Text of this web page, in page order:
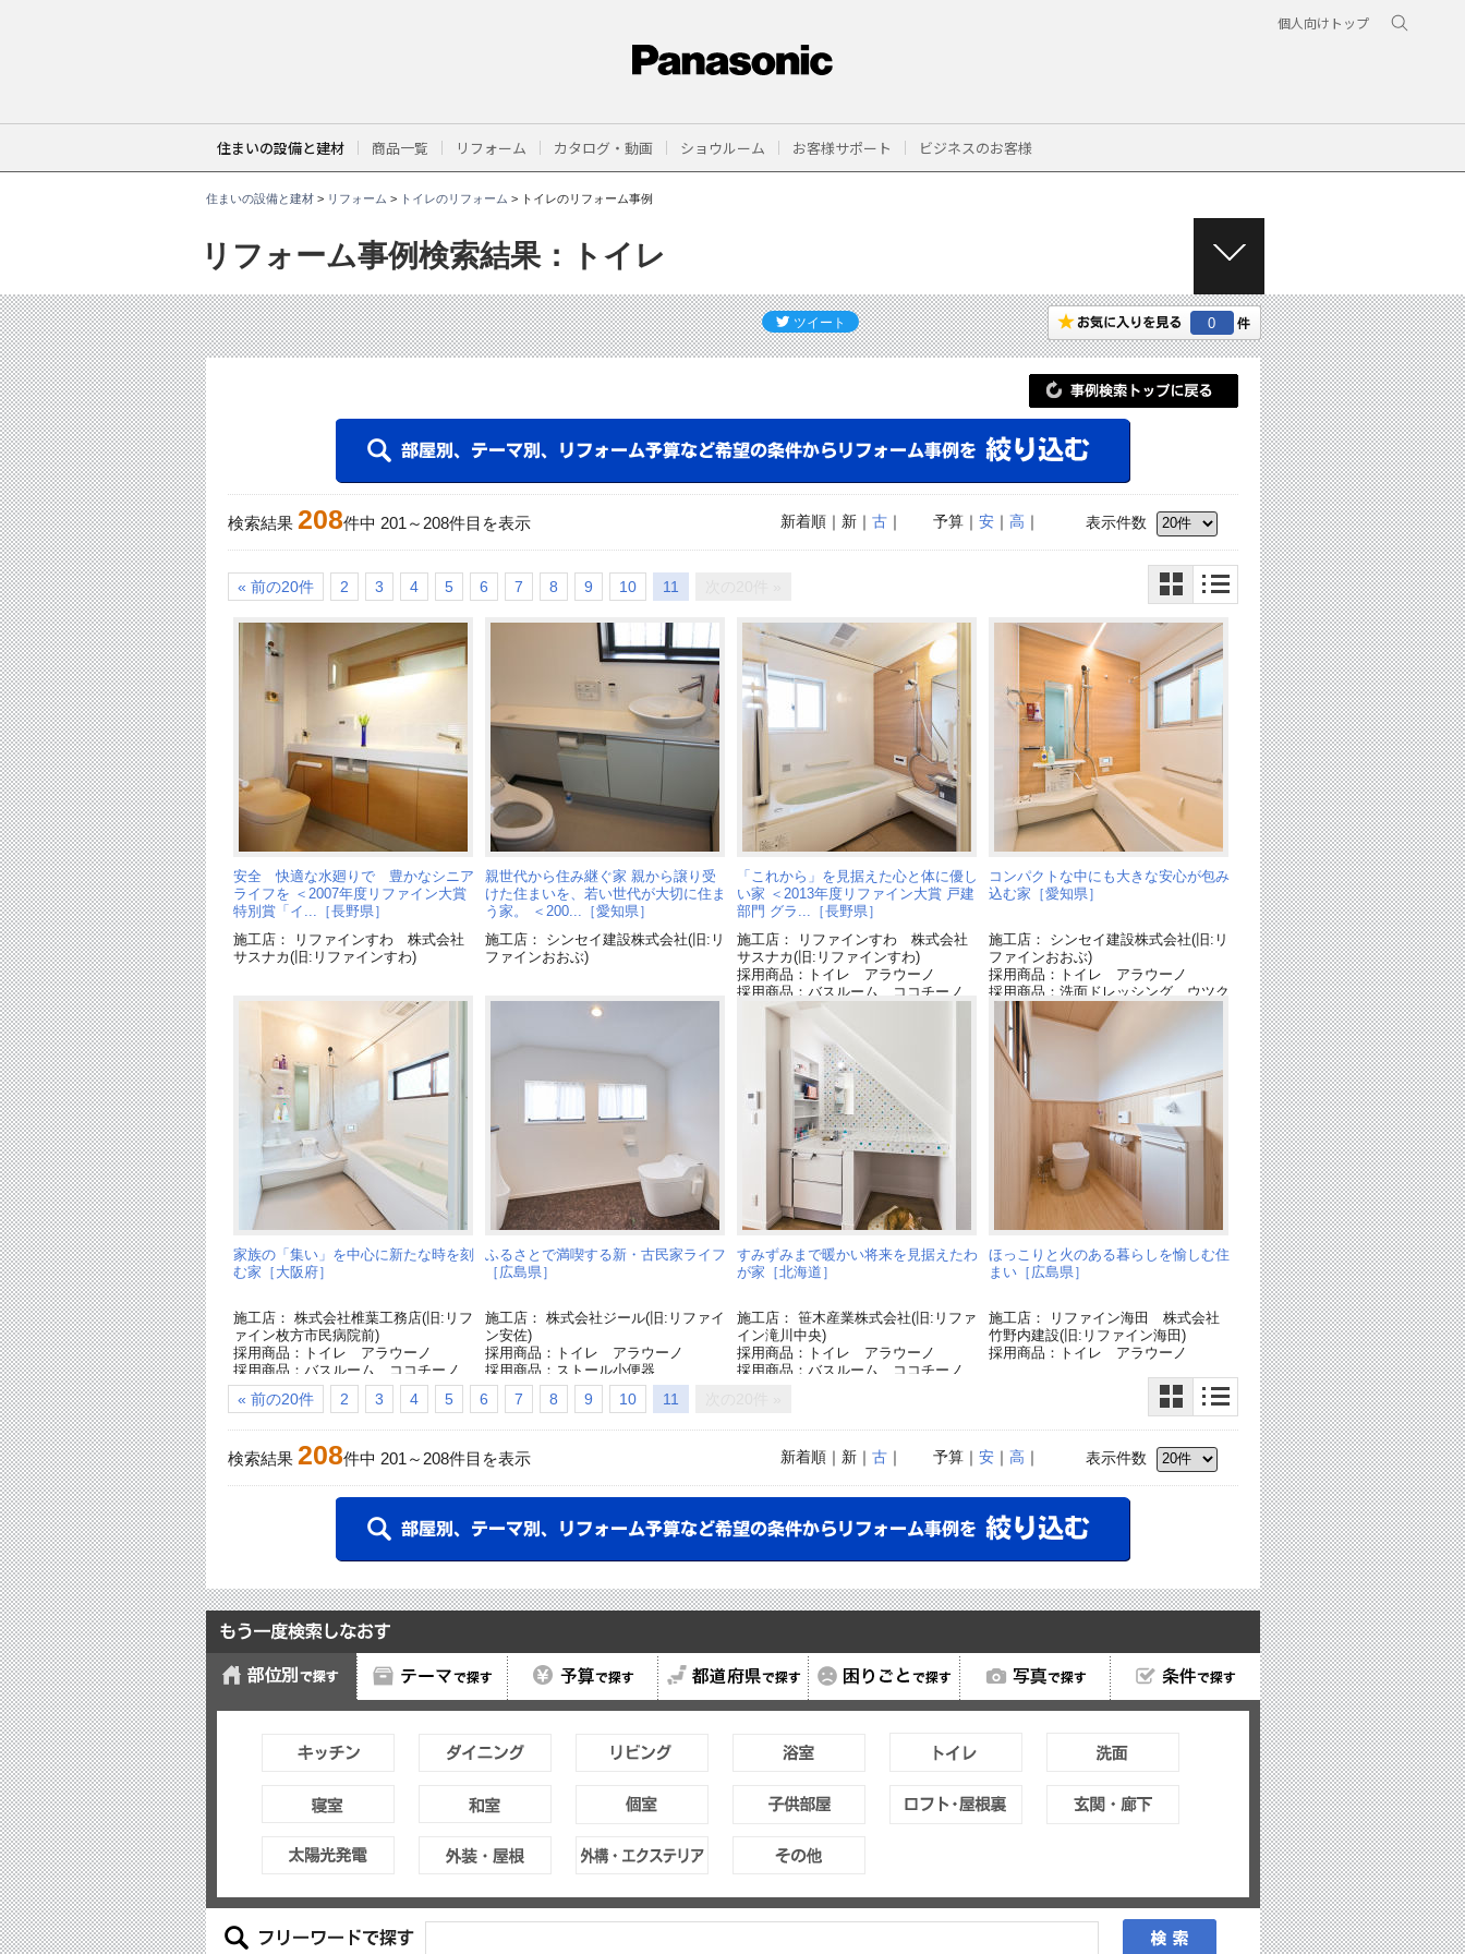
個人向けトップ
住まいの設備と建材 商品一覧 リフォーム カタログ・動画 ショウルーム お客様サポート ビジネスのお客様
住まいの設備と建材> リフォーム > トイレのリフォーム > トイレのリフォーム事例
リフォーム事例検索結果：トイレ
E
N
。
0
検索結果 208件中 201 ～ 208件目を表示 表示件数
予算｜ 安｜ 高 ｜
新着順｜新｜ 古｜
« 前の20件 2 3 4 5 6 7 8 9 10 11
安全 快適な水廻りで 豊かなシニア
ライフを ＜2007年度リファイン大賞
特別賞「イ...［長野県］
施工店： リファインすわ 株式会社
サスナカ(旧:リファインすわ)
親世代から住み継ぐ家 親から譲り受
けた住まいを、若い世代が大切に住ま
う家。 ＜200...［愛知県］
施工店： シンセイ建設株式会社(旧:リ
ファインおおぶ)
「これから」を見据えた心と体に優し
い家 ＜2013年度リファイン大賞 戸建
部門 グラ...［長野県］
施工店： リファインすわ 株式会社
サスナカ(旧:リファインすわ)
採用商品：トイレ アラウーノ
採用商品：バスルーム ココチーノ
[終了品]
採用商品：洗面ドレッシング シーラ
コンパクトな中にも大きな安心が包み
込む家［愛知県］
施工店： シンセイ建設株式会社(旧:リ
ファインおおぶ)
採用商品：トイレ アラウーノ
採用商品：洗面ドレッシング ウツク
シーズ
採用商品：バスルーム ココチーノ
[終了品]
家族の「集い」を中心に新たな時を刻
む家［大阪府］
施工店： 株式会社椎葉工務店(旧:リフ
ァイン枚方市民病院前)
採用商品：トイレ アラウーノ
採用商品：バスルーム ココチーノ
[終了品]
採用商品：洗面ドレッシング シーラ
ふるさとで満喫する新・古民家ライフ
［広島県］
施工店： 株式会社ジール(旧:リファイ
ン安佐)
採用商品：トイレ アラウーノ
採用商品：ストール小便器
すみずみまで暖かい将来を見据えたわ
が家［北海道］
施工店： 笹木産業株式会社(旧:リファ
イン滝川中央)
採用商品：トイレ アラウーノ
採用商品：バスルーム ココチーノ
ほっこりと火のある暮らしを愉しむ住
まい［広島県］
施工店： リファイン海田 株式会社
竹野内建設(旧:リファイン海田)
採用商品：トイレ アラウーノ
« 前の20件 2 3 4 5 6 7 8 9 10 11
検索結果 208件中 201 ～ 208件目を表示 表示件数
予算｜ 安｜ 高 ｜
新着順｜新｜ 古｜